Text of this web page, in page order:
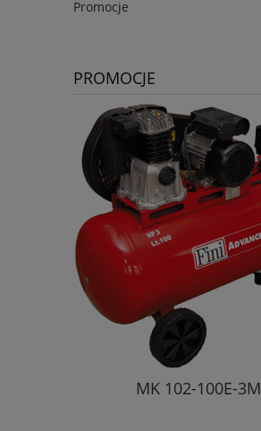
Promocje
PROMOCJE
MK 102-100E-3M